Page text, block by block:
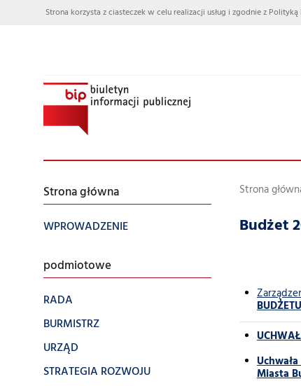
Strona korzysta z ciasteczek w celu realizacji usług i zgodnie z
Strona główna
WPROWADZENIE
podmiotowe
RADA
BURMISTRZ
URZĄD
STRATEGIA ROZWOJU
Strona
Budżet
Miasta